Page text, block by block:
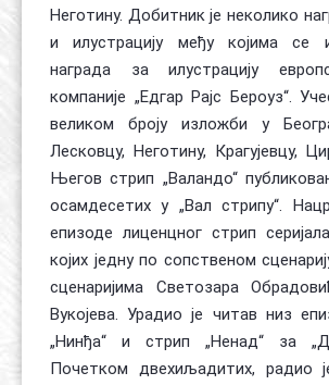
Неготину. Добитник је неколико
и илустрацију међу којима се
награда за илустрацију
компаније „Едгар Рајс Бероуз“.
великом броју изложби у
Лесковцу, Неготину, Крагујевцу,
Његов стрип „Валандо“
осамдесетих у „Вал стрипу“.
епизоде лиценцног стрип
којих једну по сопственом
сценаријима Светозара
Вукојева. Урадио је читав низ
„Нинђа“ и стрип „Ненад“ за
Почетком двехиљадитих, радио